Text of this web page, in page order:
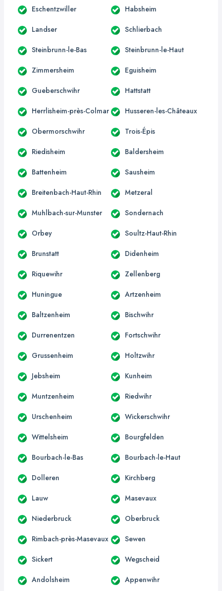
Eschentzwiller Habsheim
Landser Schlierbach
Steinbrunn-le-Bas Steinbrunn-le-Haut
Zimmersheim Eguisheim
Gueberschwihr Hattstatt
Herrlisheim-près-Colmar Husseren-les-Châteaux
Obermorschwihr Trois-Épis
Riedisheim Baldersheim
Battenheim Sausheim
Breitenbach-Haut-Rhin Metzeral
Muhlbach-sur-Munster Sondernach
Orbey Soultz-Haut-Rhin
Brunstatt Didenheim
Riquewihr Zellenberg
Huningue Artzenheim
Baltzenheim Bischwihr
Durrenentzen Fortschwihr
Grussenheim Holtzwihr
Jebsheim Kunheim
Muntzenheim Riedwihr
Urschenheim Wickerschwihr
Wittelsheim Bourgfelden
Bourbach-le-Bas Bourbach-le-Haut
Dolleren Kirchberg
Lauw Masevaux
Niederbruck Oberbruck
Rimbach-près-Masevaux Sewen
Sickert Wegscheid
Andolsheim Appenwihr